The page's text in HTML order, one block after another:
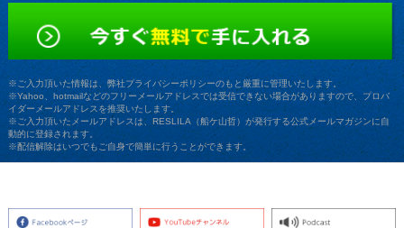
※ご入力頂いた情報は、弊社プライバシーポリシーのもと厳重に管理いたします。
※Yahoo、hotmailなどのフリーメールアドレスでは受信できない場合がありますので、プロバ
イダーメールアドレスを推奨いたします。
※ご入力頂いたメールアドレスは、RESLILA（船ケ山哲）が発行する公式メールマガジンに自
動的に登録されます。
※配信解除はいつでもご自身で簡単に行うことができます。